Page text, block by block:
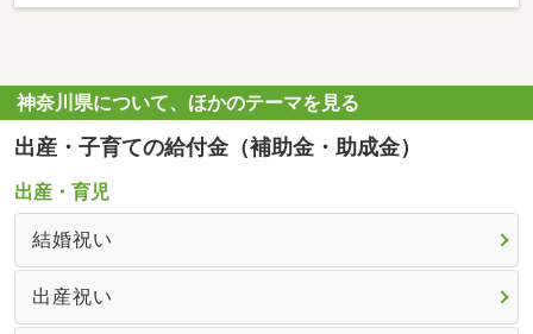
神奈川県について、ほかのテーマを見る
出産・子育ての給付金（補助金・助成金）
出産・育児
結婚祝い
出産祝い